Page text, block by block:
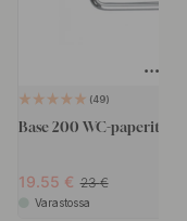
49
Base 200 WC-
19.55 23
Varastossa